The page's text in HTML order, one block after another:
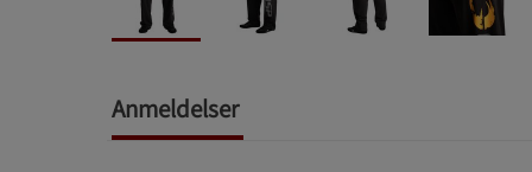
Anmeldelser